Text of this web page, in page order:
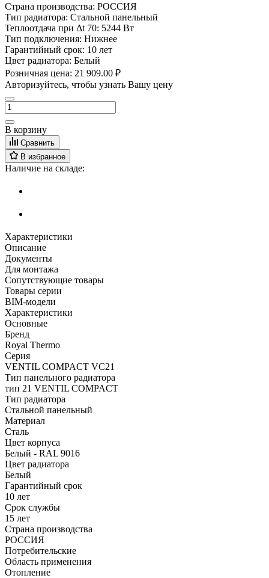
Страна производства: РОССИЯ
Тип радиатора: Стальной панельный
Теплоотдача при Δt 70: 5244 Вт
Тип подключения: Нижнее
Гарантийный срок: 10 лет
Цвет радиатора: Белый
Розничная цена: 21 909.00 ₽
Авторизуйтесь, чтобы узнать Вашу цену
В корзину
Сравнить
В избранное
Наличие на складе:
Характеристики
Описание
Документы
Для монтажа
Сопутствующие товары
Товары серии
BIM-модели
Характеристики
Основные
Бренд
Royal Thermo
Серия
VENTIL COMPACT VC21
Тип панельного радиатора
тип 21 VENTIL COMPACT
Тип радиатора
Стальной панельный
Материал
Сталь
Цвет корпуса
Белый - RAL 9016
Цвет радиатора
Белый
Гарантийный срок
10 лет
Срок службы
15 лет
Страна производства
РОССИЯ
Потребительские
Область применения
Отопление